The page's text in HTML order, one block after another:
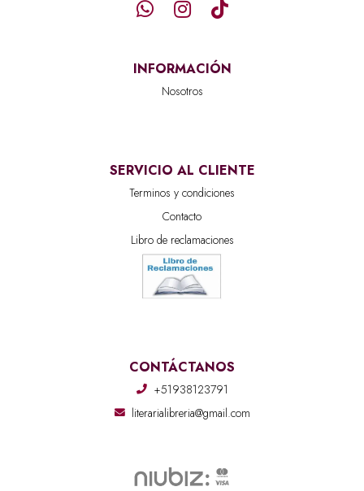
INFORMACIÓN
Nosotros
SERVICIO AL CLIENTE
Terminos y condiciones
Contacto
Libro de reclamaciones
CONTÁCTANOS
+51938123791
literarialibreria@gmail.com